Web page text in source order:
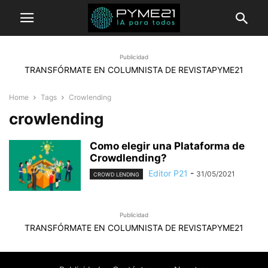
Publicidad
TRANSFÓRMATE EN COLUMNISTA DE REVISTAPYME21
Home Tags Crowlending
crowlending
Como elegir una Plataforma de
Crowdlending?
CROWD LENDING Editor P21 - 31/05/2021
Publicidad
TRANSFÓRMATE EN COLUMNISTA DE REVISTAPYME21